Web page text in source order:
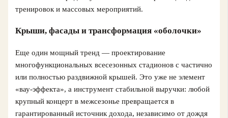
тренировок и массовых мероприятий.
Крыши, фасады и трансформация «оболочки»
Еще один мощный тренд — проектирование
многофункциональных всесезонных стадионов с частично
или полностью раздвижной крышей. Это уже не элемент
«вау‑эффекта», а инструмент стабильной выручки: любой
крупный концерт в межсезонье превращается в
гарантированный источник дохода, независимо от дождя